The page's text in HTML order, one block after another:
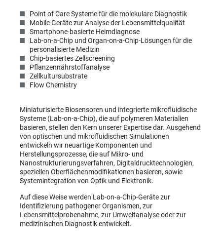
Point of Care Systeme für die molekulare Diagnostik
Mobile Geräte zur Analyse der Lebensmittelqualität
Smartphone-basierte Heimdiagnose
Lab-on-a-Chip und Organ-on-a-Chip-Lösungen für die
personalisierte Medizin
Chip-basiertes Zellscreening
Pflanzennährstoffanalyse
Zellkultursubstrate
Flow Chemistry
Miniaturisierte Biosensoren und integrierte mikrofluidische
Systeme (Lab-on-a-Chip), die auf polymeren Materialien
basieren, stellen den Kern unserer Expertise dar. Ausgehend
von optischen und mikrofluidischen Simulationen
entwickeln wir neuartige Komponenten und
Herstellungsprozesse, die auf Mikro- und
Nanostrukturierungsverfahren, Digitaldrucktechnologien,
speziellen Oberflächenmodifikationen basieren, sowie
Systemintegration von Optik und Elektronik.
Auf diese Weise werden Lab-on-a-Chip-Geräte zur
Identifizierung pathogener Organismen, zur
Lebensmittelprobenahme, zur Umweltanalyse oder zur
medizinischen Diagnostik entwickelt.